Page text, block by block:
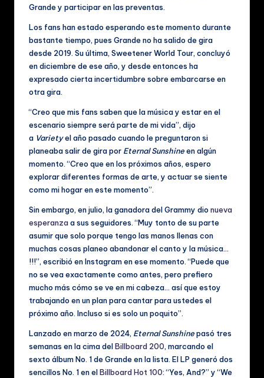
Grande y participar en las preventas.
Los fans han estado esperando este momento durante
bastante tiempo, pues Grande no ha salido de gira
desde 2019. Su última, Sweetener World Tour, concluyó
en diciembre de ese año, y desde entonces ha
expresado cierta incertidumbre sobre embarcarse en
otra gira.
“Creo que mis fans saben que la música y estar en el
escenario siempre será parte de mi vida”, dijo
a Varietyel año pasado cuando le preguntaron si
planeaba salir de gira por Eternal Sunshineen algún
momento. “Creo que en los próximos años, espero
explorar diferentes formas de arte, y actuar se siente
como mi hogar en este momento”.
Sin embargo, en julio, la ganadora del Grammy dionueva
esperanzaa sus seguidores. “Muy tonto de su parte
asumir que solo porque tengo las manos llenas con
muchas cosas planeo abandonar el canto y la música…
!!!”, escribió en Instagram en ese momento. “Puede que
no se vea exactamente como antes, pero prefiero
mucho más cómo se ve en mi cabeza… así que estoy
trabajando en un plan para cantar para ustedes el
próximo año. Incluso si es solo un poquito”.
Lanzado en marzo de 2024, Eternal Sunshinepasó tres
semanas en la cima delBillboard 200, marcando el
sexto álbum No. 1 de Grande en la lista. El LP generó dos
sencillos No. 1 en elBillboard Hot 100: “Yes, And?” y “We